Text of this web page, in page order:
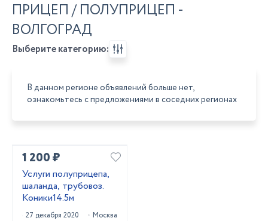
ПРИЦЕП / ПОЛУПРИЦЕП -
ВОЛГОГРАД
Выберите категорию:
В данном регионе объявлений больше нет,
ознакомьтесь с предложениями в соседних регионах
1 200 ₽
Услуги полуприцепа,
шаланда, трубовоз.
Коники14.5м
27 декабря 2020 Москва